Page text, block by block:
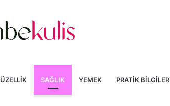
SAĞLIK YEMEK PRATIK BILGILER